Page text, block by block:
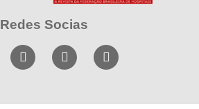
Redes Socias